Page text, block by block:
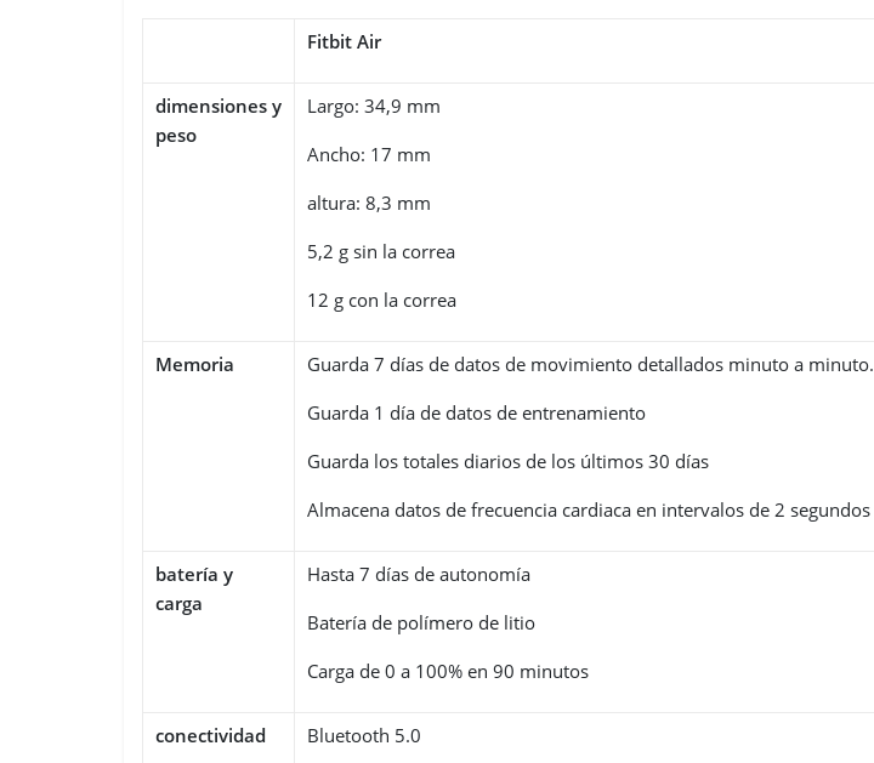
Fitbit Air
dimensiones y
peso
Largo: 34,9 mm
Ancho: 17 mm
altura: 8,3 mm
5,2 g sin la correa
12 g con la correa
Memoria
Guarda 7 días de datos de movimiento detallados minuto a minuto.
Guarda 1 día de datos de entrenamiento
Guarda los totales diarios de los últimos 30 días
Almacena datos de frecuencia cardiaca en intervalos de 2 segundos
batería y
carga
Hasta 7 días de autonomía
Batería de polímero de litio
Carga de 0 a 100% en 90 minutos
conectividad Bluetooth 5.0